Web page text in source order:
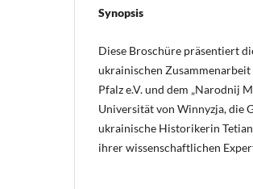
Synopsis
Diese Broschüre präsentiert
ukrainischen
Pfalz e.V. und dem „Narodnij
Universität von Winnyzja, die
ukrainische Historikerin
ihrer wissenschaftlichen